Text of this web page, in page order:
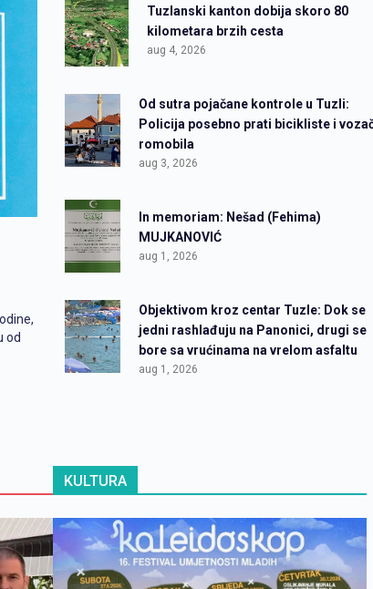
od
Tuzlanski kanton dobija skoro 80
kilometara brzih cesta
aug 4, 2026
Od sutra pojačane kontrole u Tuzli:
Policija posebno prati bicikliste i
romobila
aug 3, 2026
In memoriam: Nešad (Fehima)
MUJKANOVIĆ
aug 1, 2026
Objektivom kroz centar Tuzle: Dok se
jedni rashlađuju na Panonici, drugi se
bore sa vrućinama na vrelom asfaltu
aug 1, 2026
KULTURA